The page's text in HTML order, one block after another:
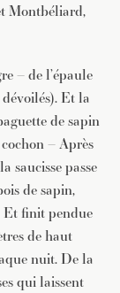
Montbéliard,
– de l’épaule
Et la
de sapin
– Après
saucisse passe
de sapin,
Et finit pendue
de haut
nuit. De la
qui laissent